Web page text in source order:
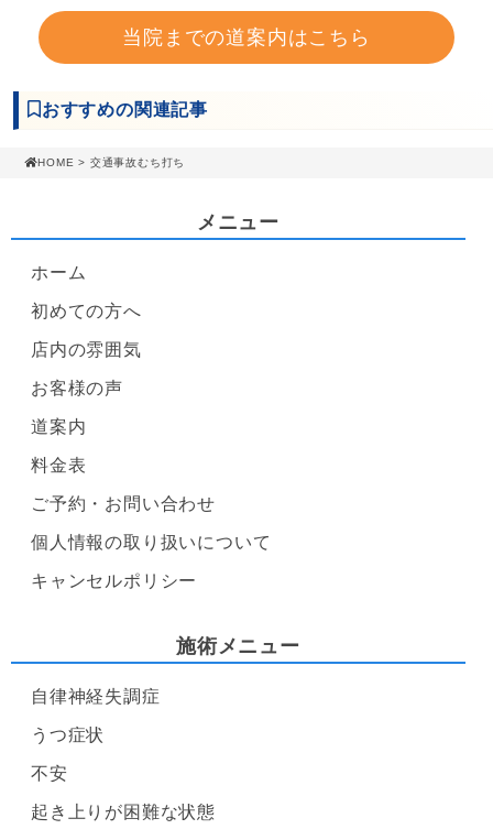
当院までの道案内はこちら
おすすめの関連記事
HOME > 交通事故むち打ち
メニュー
ホーム
初めての方へ
店内の雰囲気
お客様の声
道案内
料金表
ご予約・お問い合わせ
個人情報の取り扱いについて
キャンセルポリシー
施術メニュー
自律神経失調症
うつ症状
不安
起き上りが困難な状態